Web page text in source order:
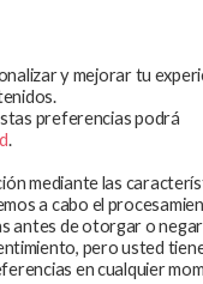
de privacidad
de cookies
y mejorar tu
preferencias podrá
.
mediante las
a cabo el
antes de otorgar o
pero usted
en cualquier